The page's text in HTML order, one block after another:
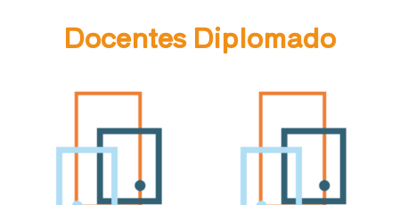
Docentes Diplomado
More More